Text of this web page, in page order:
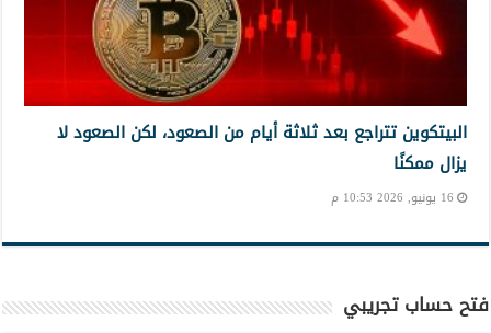
البيتكوين تتراجع بعد ثلاثة أيام من الصعود، لكن الصعود لا
يزال ممكنًا
16 يونيو, 2026 10:53 م
فتح حساب تجريبي